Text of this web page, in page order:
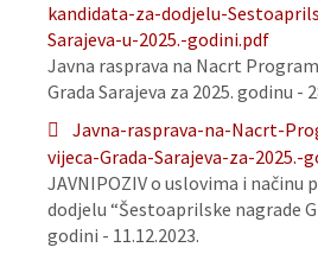
kandidata-za-dodjelu-
Sarajeva-u-2025.-godini.pdf
Javna rasprava na Nacrt
Grada Sarajeva za 2025. godinu -
Javna-rasprava-na-Nacrt-
vijeca-Grada-Sarajeva-za-2025.-
JAVNIPOZIV o uslovima i načinu
dodjelu “Šestoaprilske nagrade
godini - 11.12.2023.